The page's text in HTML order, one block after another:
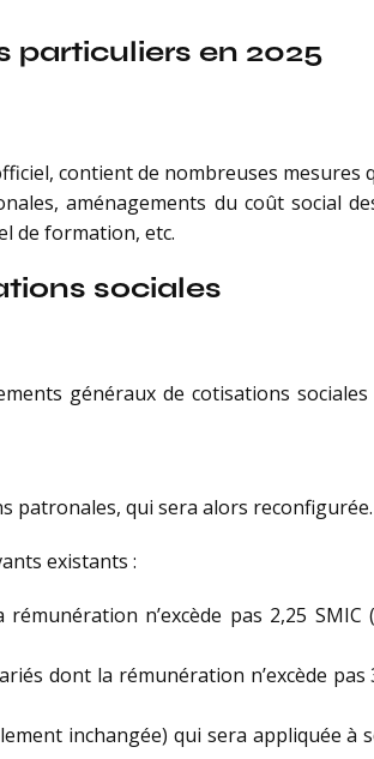
particuliers en 2025
contient de nombreuses mesures
aménagements du coût social
de formation, etc.
sociales
généraux de cotisations
patronales, qui sera alors reconfigurée.
existants :
n’excède pas 2,25 SMIC
dont la rémunération n’excède pas
inchangée) qui sera appliquée à